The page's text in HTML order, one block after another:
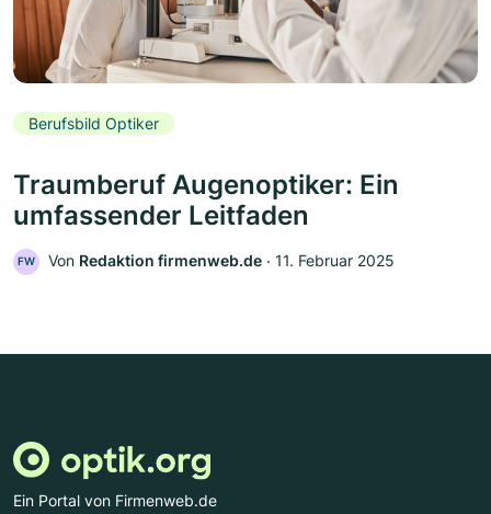
Berufsbild Optiker
Traumberuf Augenoptiker: Ein
umfassender Leitfaden
FW Von Redaktion firmenweb.de ‧ 11. Februar 2025
Ein Portal von Firmenweb.de